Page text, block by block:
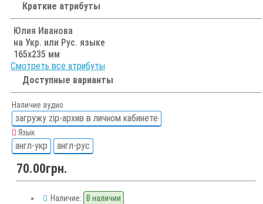
Краткие атрибуты
Юлия Иванова
на Укр. или Рус. языке
165х235 мм
Смотреть все атрибуты
Доступные варианты
Наличие аудио
загружу zip-архив в личном кабинете
Язык
англ-укр англ-рус
70.00грн.
Наличие: В наличии